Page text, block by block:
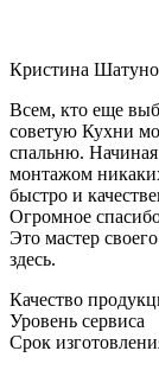
Кристина
Всем, кто еще
советую Кухни
спальню. Начиная
монтажом
быстро и
Огромное
Это мастер
здесь.
Качество
Уровень сервиса
Срок